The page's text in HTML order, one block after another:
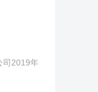
司2019年